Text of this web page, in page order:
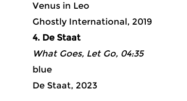
Venus in Leo
Ghostly International, 2019
4. De Staat
What Goes, Let Go, 04:35
blue
De Staat, 2023